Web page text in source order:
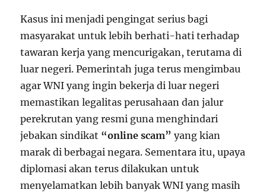
Kasus ini menjadi pengingat serius bagi
masyarakat untuk lebih berhati-hati terhadap
tawaran kerja yang mencurigakan, terutama di
luar negeri. Pemerintah juga terus mengimbau
agar WNI yang ingin bekerja di luar negeri
memastikan legalitas perusahaan dan jalur
perekrutan yang resmi guna menghindari
jebakan sindikat “online scam” yang kian
marak di berbagai negara. Sementara itu, upaya
diplomasi akan terus dilakukan untuk
menyelamatkan lebih banyak WNI yang masih